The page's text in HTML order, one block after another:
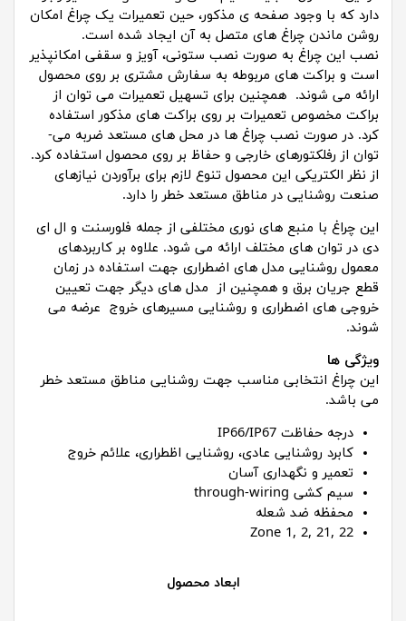
دارد که با وجود صفحه ی مذکور، حین تعمیرات یک چراغ امکان
روشن ماندن چراغ های متصل به آن ایجاد شده است.
نصب این چراغ به صورت نصب ستونی، آویز و سقفی امکانپذیر
است و براکت های مربوطه به سفارش مشتری بر روی محصول
ارائه می شوند. همچنین برای تسهیل تعمیرات می توان از
براکت مخصوص تعمیرات بر روی براکت های مذکور استفاده
کرد. در صورت نصب چراغ ها در محل های مستعد ضربه می­
توان از رفلکتورهای خارجی و حفاظ بر روی محصول استفاده کرد.
از نظر الکتریکی این محصول تنوع لازم برای برآوردن نیازهای
صنعت روشنایی در مناطق مستعد خطر را دارد.
این چراغ با منبع های نوری مختلفی از جمله فلورسنت و ال ای
دی در توان های مختلف ارائه می شود. علاوه بر کاربردهای
معمول روشنایی مدل های اضطراری جهت استفاده در زمان
قطع جریان برق و همچنین از مدل­ های دیگر جهت تعیین
خروجی های اضطراری و روشنایی مسیرهای خروج عرضه می
شوند.
ویژگی ها
این چراغ انتخابی مناسب جهت روشنایی مناطق مستعد خطر
می باشد.
درجه حفاظت IP66/IP67
کابرد روشنایی عادی، روشنایی اظطراری، علائم خروج
تعمیر و نگهداری آسان
سیم کشی through-wiring
محفظه ضد شعله
Zone 1, 2, 21, 22
ابعاد محصول